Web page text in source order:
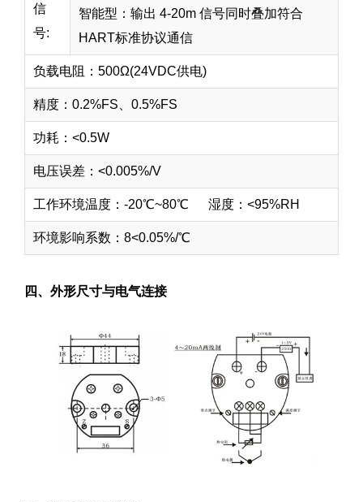
信
号:
智能型：输出 4-20m 信号同时叠加符合
HART标准协议通信
负载电阻：500Ω(24VDC供电)
精度：0.2%FS、0.5%FS
功耗：<0.5W
电压误差：<0.005%/V
工作环境温度：-20℃~80℃ 湿度：<95%RH
环境影响系数：8<0.05%/℃
四、外形尺寸与电气连接